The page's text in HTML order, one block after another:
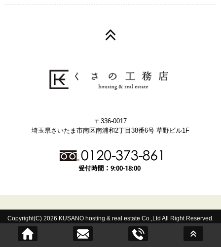
〒336-0017
埼玉県さいたま市南区南浦和2丁目38番6号 草野ビル1F
Copyright(C) 2026 KUSANO hosting & real estate Co.,Ltd All Right Reserved.